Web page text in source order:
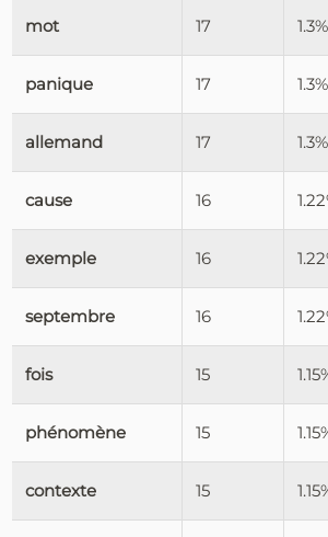
mot 17 1.3%
panique 17 1.3%
allemand 17 1.3%
cause 16
exemple 16
septembre 16
fois 15
phénomène 15
contexte 15